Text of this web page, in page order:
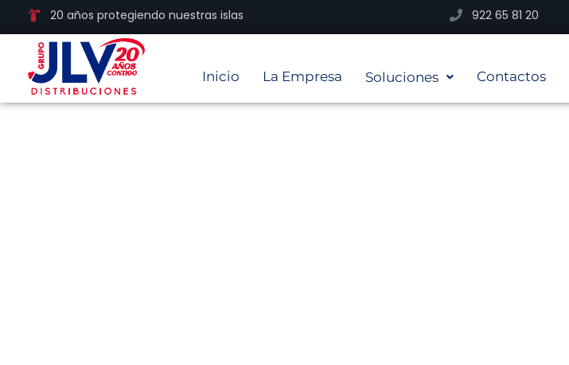
20 años protegiendo nuestras islas 922 65 81 20
Inicio La Empresa Soluciones Contactos